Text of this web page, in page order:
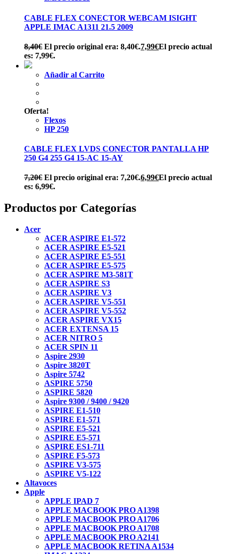
CABLE FLEX CONECTOR WEBCAM ISIGHT
APPLE IMAC A1311 21.5 2009
8,40€ El precio original era: 8,40€.7,99€El precio actual
es: 7,99€.
Añadir al Carrito
Oferta!
Flexos
HP 250
CABLE FLEX LVDS CONECTOR PANTALLA HP
250 G4 255 G4 15-AC 15-AY
7,20€ El precio original era: 7,20€.6,99€El precio actual
es: 6,99€.
Productos por Categorías
Acer
ACER ASPIRE E1-572
ACER ASPIRE E5-521
ACER ASPIRE E5-551
ACER ASPIRE E5-575
ACER ASPIRE M3-581T
ACER ASPIRE S3
ACER ASPIRE V3
ACER ASPIRE V5-551
ACER ASPIRE V5-552
ACER ASPIRE VX15
ACER EXTENSA 15
ACER NITRO 5
ACER SPIN 11
Aspire 2930
Aspire 3820T
Aspire 5742
ASPIRE 5750
ASPIRE 5820
Aspire 9300 / 9400 / 9420
ASPIRE E1-510
ASPIRE E1-571
ASPIRE E5-521
ASPIRE E5-571
ASPIRE ES1-711
ASPIRE F5-573
ASPIRE V3-575
ASPIRE V5-122
Altavoces
Apple
APPLE IPAD 7
APPLE MACBOOK PRO A1398
APPLE MACBOOK PRO A1706
APPLE MACBOOK PRO A1708
APPLE MACBOOK PRO A2141
APPLE MACBOOK RETINA A1534